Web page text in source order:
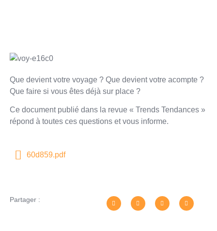
Que devient votre voyage ? Que devient votre acompte ?
Que faire si vous êtes déjà sur place ?
Ce document publié dans la revue « Trends Tendances »
répond à toutes ces questions et vous informe.
60d859.pdf
Partager :